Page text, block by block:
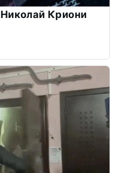
Криони